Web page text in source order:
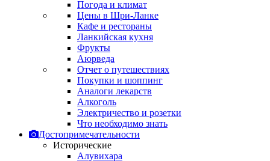
Погода и климат
Цены в Шри-Ланке
Кафе и рестораны
Ланкийская кухня
Фрукты
Аюрведа
Отчет о путешествиях
Покупки и шоппинг
Аналоги лекарств
Алкоголь
Электричество и розетки
Что необходимо знать
Достопримечательности
Исторические
Алувихара